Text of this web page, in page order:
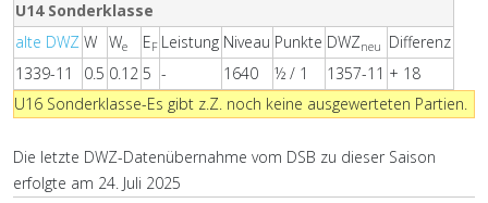
U14 Sonderklasse
alte DWZ W We EF Leistung Niveau Punkte DWZneu
Differenz
1339-11
0.5 0.12 5 - 1640 ½ / 1 1357-11 + 18
U16 Sonderklasse-Es gibt z.Z. noch keine ausgewerteten Partien.
Die letzte DWZ-Datenübernahme vom DSB zu dieser Saison
erfolgte am 24. Juli 2025